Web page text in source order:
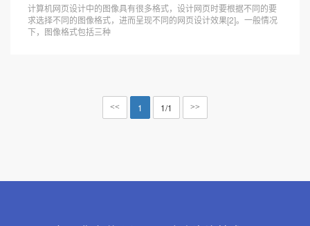
计算机网页设计中的图像具有很多格式，设计网页时要根据不同的要
求选择不同的图像格式，进而呈现不同的网页设计效果[2]。一般情况
下，图像格式包括三种
<< 1 1/1 >>